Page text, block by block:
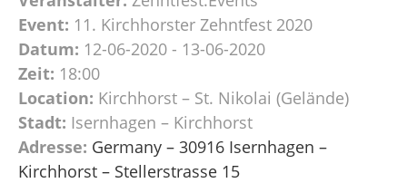
Event: 11. Kirchhorster Zehntfest 2020
Datum: 12-06-2020 - 13-06-2020
Zeit: 18:00
Location: Kirchhorst – St. Nikolai (Gelände)
Stadt: Isernhagen – Kirchhorst
Adresse: Germany – 30916 Isernhagen –
Kirchhorst – Stellerstrasse 15